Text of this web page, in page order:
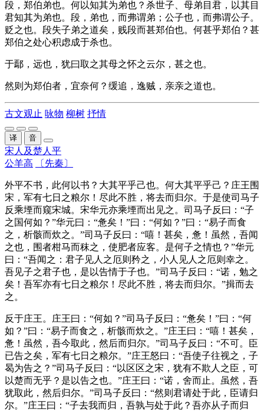
段，郑伯弟也。何以知其为弟也？杀世子、母弟目君，以其目
君知其为弟也。段，弟也，而弗谓弟；公子也，而弗谓公子。
贬之也。段失子弟之道矣，贱段而甚郑伯也。何甚乎郑伯？甚
郑伯之处心积虑成于杀也。
于鄢，远也，犹曰取之其母之怀之云尔，甚之也。
然则为郑伯者，宜奈何？缓追，逸贼，亲亲之道也。
古文观止 咏物 柳树 抒情
译 音
宋人及楚人平
公羊高
〔先秦〕
外平不书 ，此何以书？ 大其平乎己也。何大其平乎己？ 庄王围
宋，军有七日之粮尔！尽此不胜，将去而归尔。于是使司马子
反乘堙而窥宋城。宋华元亦乘堙而出见之。 司马子反 曰：“子
之国何如？”华元曰：“惫矣！”曰：“何如？”曰：“易子而食
之，析骸而炊之。”司马子反 曰：“嘻！甚矣，惫！虽然，吾闻
之也，围者柑马而秣之，使肥者应客。是何子之情也？”华元
曰：“吾闻之：君子见人之 厄则矜之，小人见人之 厄则幸之。
吾见子之君子也，是以告情于子也。”司马子反 曰：“诺，勉之
矣！吾军亦有七日之粮尔！尽此不胜，将去而归尔。”揖而去
之。
反于庄王。 庄王曰：“何如？”司马子反 曰：“惫矣！”曰：“何
如？”曰：“易子而食之，析骸而炊之。”庄王曰：“嘻！甚矣，
惫！虽然，吾今取此，然后而归尔。”司马子反 曰：“不可。臣
已告之矣，军有七日之粮尔。”庄王怒曰：“吾使子往视之，子
曷为告之？”司马子反 曰：“以 区区之宋，犹有不欺人之臣，可
以楚而无乎？是以告之也。”庄王曰：“诺， 舍而止 。虽然，吾
犹取此，然后归尔。”司马子反 曰：“然则君请处于此，臣请归
尔。”庄王曰：“子去我而归，吾孰与处于此？吾亦从子而归